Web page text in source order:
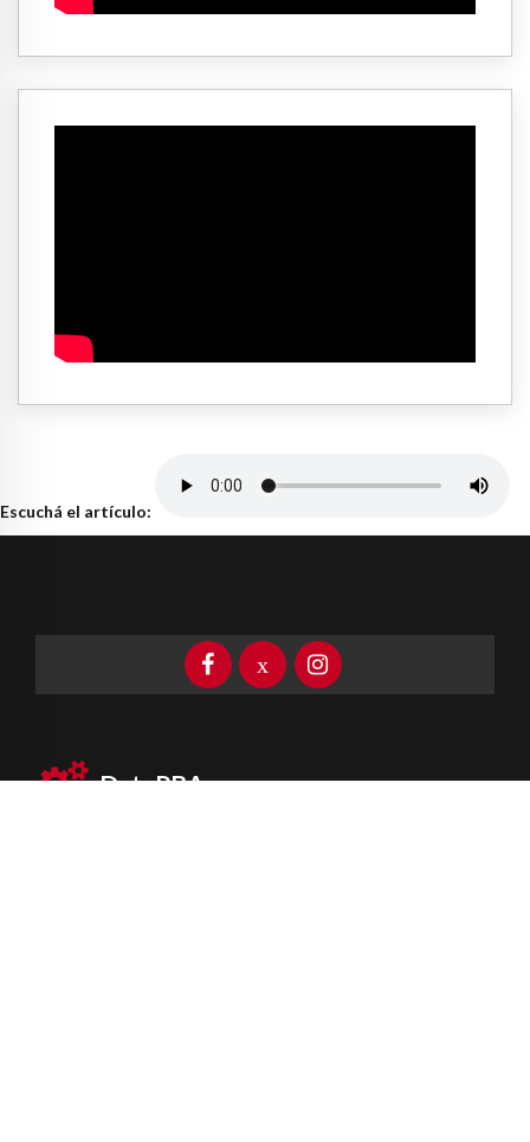
Escuchá el artículo:
DataPBA